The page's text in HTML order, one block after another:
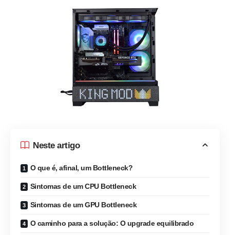
Neste artigo
O que é, afinal, um Bottleneck?
Sintomas de um CPU Bottleneck
Sintomas de um GPU Bottleneck
O caminho para a solução: O upgrade equilibrado